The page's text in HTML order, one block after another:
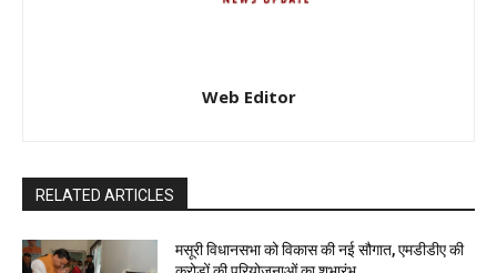
Web Editor
RELATED ARTICLES
मसूरी विधानसभा को विकास की नई सौगात, एमडीडीए की